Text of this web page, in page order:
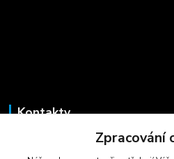
Kontakty
+420 723 725 881
Zpracování